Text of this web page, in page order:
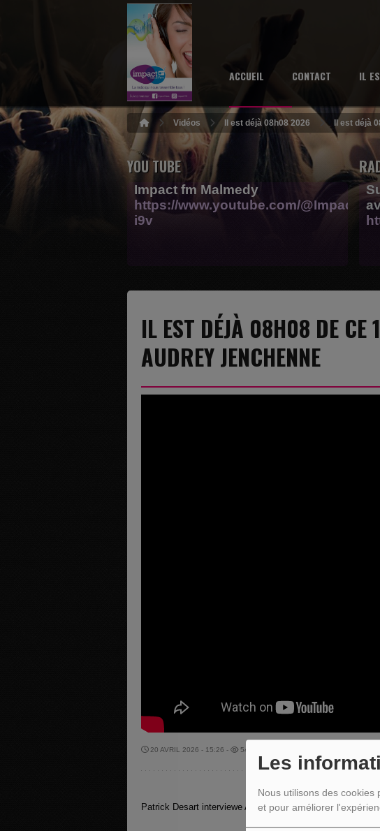
Les
Nous utilisons des
et pour améliorer
ACCUEIL CONTACT IL
Vidéos Il est déjà 08h08 2026 Il est déjà
YOU TUBE
Impact fm Malmedy
https://www.youtube.com/@Impactfm-
i9v
IL EST DÉJÀ 08H08 DE
AUDREY JENCHENNE
20 AVRIL 2026 - 15:26 - 541VUES
Patrick Desart interviewe Audrey Jenchenne pour un